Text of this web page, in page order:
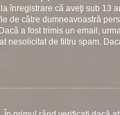
înregistrare că aveţi sub
de către dumneavoastră
a fost trimis un email,
nesolicitat de filtru spam.